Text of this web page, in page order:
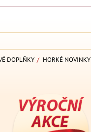
DOPLŇKY / HORKÉ NOVINKY